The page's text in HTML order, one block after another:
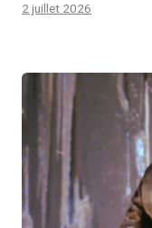
2 juillet 2026